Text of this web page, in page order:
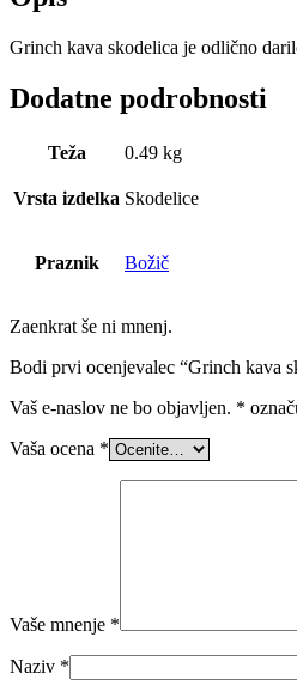
Grinch kava skodelica je odlično
Dodatne podrobnosti
Teža 0.49 kg
Vrsta izdelka Skodelice
Praznik Božič
Zaenkrat še ni mnenj.
Bodi prvi ocenjevalec “Grinch kava
Vaš e-naslov ne bo objavljen. *
Vaša ocena *
Vaše mnenje *
Naziv *